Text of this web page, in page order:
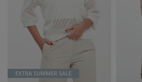
EXTRA SUMMER SALE